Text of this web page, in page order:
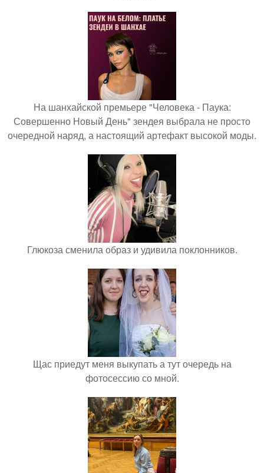
На шанхайской премьере "Человека - Паука:
Совершенно Новый День" зендея выбрала не просто
очередной наряд, а настоящий артефакт высокой моды.
Глюкоза сменила образ и удивила поклонников.
Щас приедут меня выкупать а тут очередь на
фотосессию со мной.